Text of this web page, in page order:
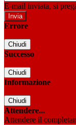
E-mail inviata, si
Errore
Chiudi
Successo
Chiudi
Informazione
Chiudi
Attendere...
Attendere il